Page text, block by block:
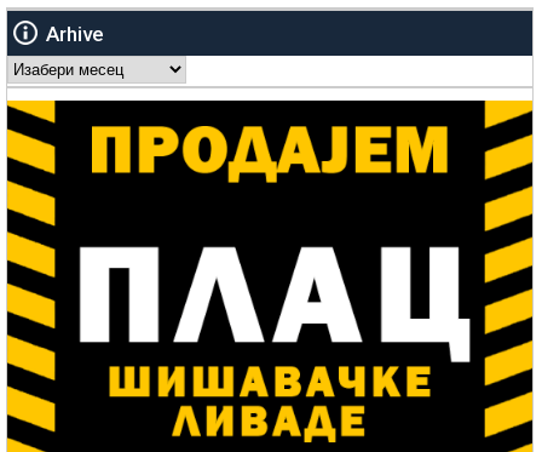
Arhive
Arhive